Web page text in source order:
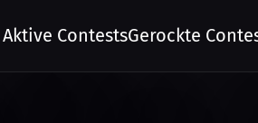
Aktive ContestsGerockte